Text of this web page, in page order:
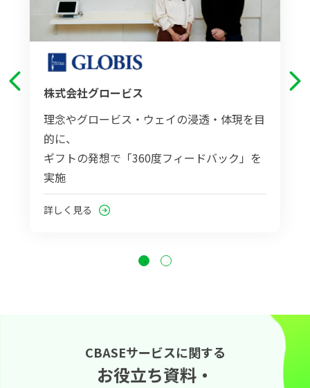
株式会社グロービス
理念やグロービス・ウェイの浸透・体現を目
的に、
ギフトの発想で「360度フィードバック」を
実施
詳しく見る
CBASEサービスに関する
お役立ち資料・